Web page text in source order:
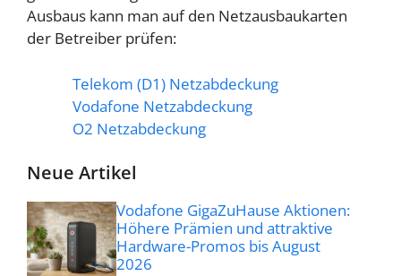
Ausbaus kann man auf den Netzausbaukarten
der Betreiber prüfen:
Telekom (D1) Netzabdeckung
Vodafone Netzabdeckung
O2 Netzabdeckung
Neue Artikel
Vodafone GigaZuHause Aktionen:
Höhere Prämien und attraktive
Hardware-Promos bis August
2026